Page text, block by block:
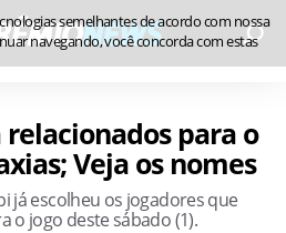
para o
Veja os nomes
já escolheu os jogadores que
o jogo deste sábado (1).
semelhantes de acordo com nossa
navegando, você concorda com estas